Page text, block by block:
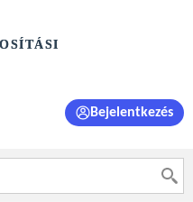
Bejelentkezés